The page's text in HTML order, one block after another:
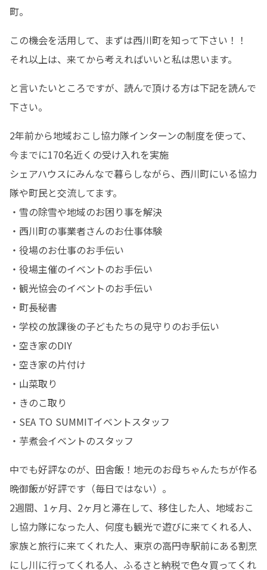
町。
この機会を活用して、まずは西川町を知って下さい！！
それ以上は、来てから考えればいいと私は思います。
と言いたいところですが、読んで頂ける方は下記を読んで
下さい。
2年前から地域おこし協力隊インターンの制度を使って、
今までに170名近くの受け入れを実施
シェアハウスにみんなで暮らしながら、西川町にいる協力
隊や町民と交流してます。
・雪の除雪や地域のお困り事を解決
・西川町の事業者さんのお仕事体験
・役場のお仕事のお手伝い
・役場主催のイベントのお手伝い
・観光協会のイベントのお手伝い
・町長秘書
・学校の放課後の子どもたちの見守りのお手伝い
・空き家のDIY
・空き家の片付け
・山菜取り
・きのこ取り
・SEA TO SUMMITイベントスタッフ
・芋煮会イベントのスタッフ
中でも好評なのが、田舎飯！地元のお母ちゃんたちが作る
晩御飯が好評です（毎日ではない）。
2週間、1ヶ月、2ヶ月と滞在して、移住した人、地域おこ
し協力隊になった人、何度も観光で遊びに来てくれる人、
家族と旅行に来てくれた人、東京の高円寺駅前にある割烹
にし川に行ってくれる人、ふるさと納税で色々買ってくれ